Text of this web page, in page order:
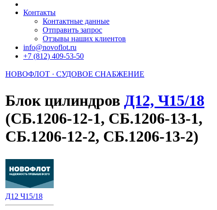
Контакты
Контактные данные
Отправить запрос
Отзывы наших клиентов
infо@nоvoflоt.ru
+7 (812) 409-53-50
НОВОФЛОТ · СУДОВОЕ СНАБЖЕНИЕ
Блок цилиндров Д12, Ч15/18
(СБ.1206-12-1, СБ.1206-13-1,
СБ.1206-12-2, СБ.1206-13-2)
Д12 Ч15/18